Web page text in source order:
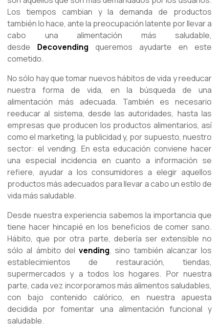
Los tiempos cambian y la demanda de productos
también lo hace, ante la preocupación latente por llevar a
cabo una alimentación más saludable,
desde Decovending queremos ayudarte en este
cometido.
No sólo hay que tomar nuevos hábitos de vida y reeducar
nuestra forma de vida, en la búsqueda de una
alimentación más adecuada. También es necesario
reeducar al sistema, desde las autoridades, hasta las
empresas que producen los productos alimentarios, así
como el marketing, la publicidad y, por supuesto, nuestro
sector: el vending. En esta educación conviene hacer
una especial incidencia en cuanto a información se
refiere, ayudar a los consumidores a elegir aquellos
productos más adecuados para llevar a cabo un estilo de
vida más saludable.
Desde nuestra experiencia sabemos la importancia que
tiene hacer hincapié en los beneficios de comer sano.
Hábito, que por otra parte, debería ser extensible no
sólo al ámbito del vending, sino también alcanzar los
establecimientos de restauración, tiendas,
supermercados y a todos los hogares. Por nuestra
parte, cada vez incorporamos más alimentos saludables,
con bajo contenido calórico, en nuestra apuesta
decidida por fomentar una alimentación funcional y
saludable.